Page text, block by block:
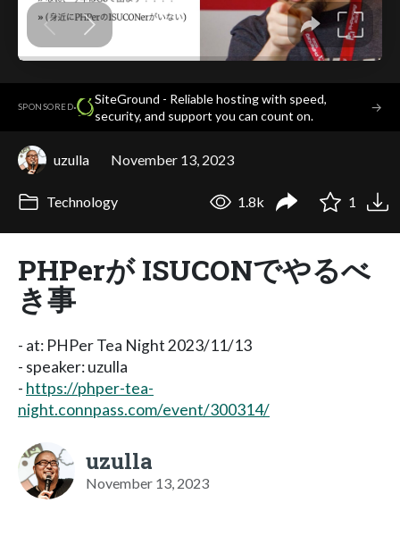
SPONSORED·
SiteGround - Reliable hosting with speed,
security, and support you can count on.
→
uzulla November 13, 2023
Technology 1.8k 1
PHPerが ISUCONでやるべ
き事
- at: PHPer Tea Night 2023/11/13
- speaker: uzulla
- https://phper-tea-
night.connpass.com/event/300314/
uzulla
November 13, 2023